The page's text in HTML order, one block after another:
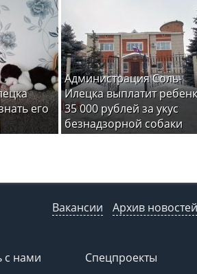
его
Администрация Соль-
Илецка выплатит
35 000 рублей за укус
безнадзорной собаки
Вакансии Архив новостей
с нами Спецпроекты